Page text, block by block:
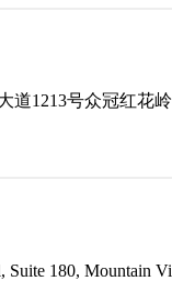
道1213号众冠红花
Suite 180, Mountain